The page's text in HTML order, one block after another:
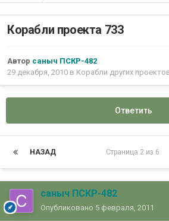
Корабли проекта 733
Автор саныч ПСКР-482
29 декабря, 2010 в Корабли других
Ответить
НАЗАД Страница 2 из 6
саныч ПСКР-482
Опубликовано 5 февраля, 2011